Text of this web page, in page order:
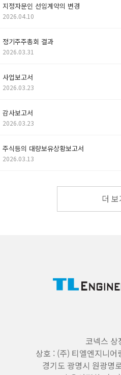
지정자문인 선임계약의 변경
2026.04.10
정기주주총회 결과
2026.03.31
사업보고서
2026.03.23
감사보고서
2026.03.23
주식등의 대량보유상황보고서
2026.03.13
더 보
코넥스 상
상호 : (주) 티엘엔지니
경기도 광명시 원광명